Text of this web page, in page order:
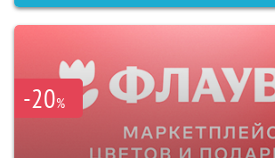
-20%